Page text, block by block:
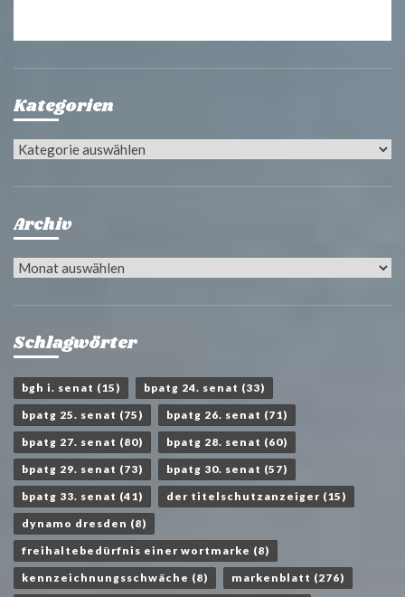
Kategorien
Kategorien
Archiv
Archiv
Schlagwörter
bgh i. senat (15) bpatg 24. senat (33)
bpatg 25. senat (75) bpatg 26. senat (71)
bpatg 27. senat (80) bpatg 28. senat (60)
bpatg 29. senat (73) bpatg 30. senat (57)
bpatg 33. senat (41) der titelschutzanzeiger (15)
dynamo dresden (8)
freihaltebedürfnis einer wortmarke (8)
kennzeichnungsschwäche (8) markenblatt (276)